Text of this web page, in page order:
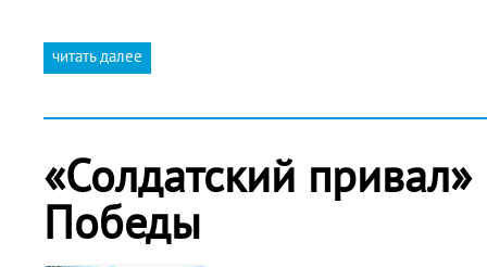
читать далее
«Солдатский
Победы